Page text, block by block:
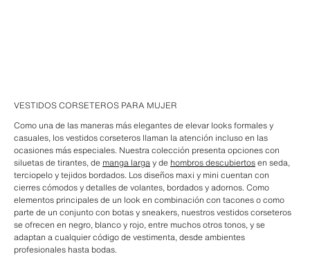
VESTIDOS CORSETEROS PARA MUJER
Como una de las maneras más elegantes de elevar looks formales y
casuales, los vestidos corseteros llaman la atención incluso en las
ocasiones más especiales. Nuestra colección presenta opciones con
siluetas de tirantes, de manga largay de hombros descubiertosen seda,
terciopelo y tejidos bordados. Los diseños maxi y mini cuentan con
cierres cómodos y detalles de volantes, bordados y adornos. Como
elementos principales de un look en combinación con tacones o como
parte de un conjunto con botas y sneakers, nuestros vestidos corseteros
se ofrecen en negro, blanco y rojo, entre muchos otros tonos, y se
adaptan a cualquier código de vestimenta, desde ambientes
profesionales hasta bodas.